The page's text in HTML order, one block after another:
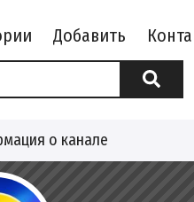
Добавить
о канале